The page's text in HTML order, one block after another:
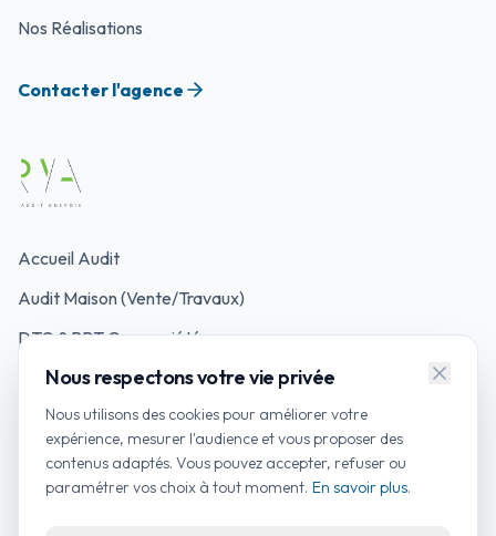
Nos Réalisations
Contacter l'agence
Accueil Audit
Audit Maison (Vente/Travaux)
DTG & PPT Copropriété
Mon Accompagnateur Rénov'
Simulateurs d'Aides
Contacter un auditeur
Nous respectons votre vie privée
Nous utilisons des cookies pour améliorer votre
expérience, mesurer l'audience et vous proposer des
contenus adaptés. Vous pouvez accepter, refuser ou
paramétrer vos choix à tout moment. En savoir plus.